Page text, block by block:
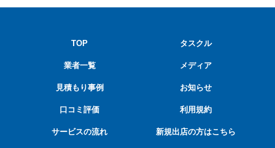
TOP
業者一覧
見積もり事例
口コミ評価
サービスの流れ
タスクル
メディア
お知らせ
利用規約
新規出店の方はこちら